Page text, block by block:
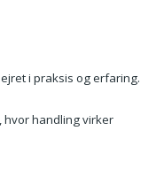
i praksis og erfaring.
hvor handling virker